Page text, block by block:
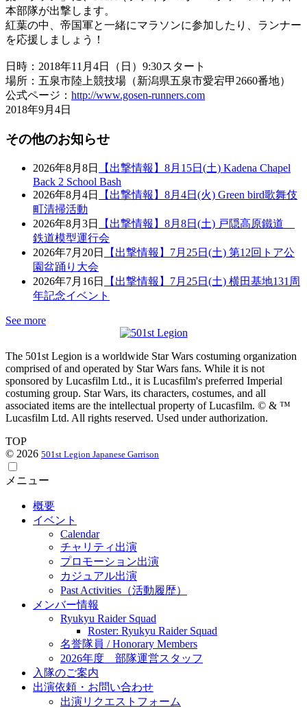
本部隊が出撃します。
紅葉の中、帝国軍と一緒にマラソンに参加したり、ランナー
を応援しましょう！
日時：2018年11月4日（日）9:30スタート
場所：五泉市陸上競技場（新潟県五泉市愛宕甲2660番地）
公式ページ： http://www.gosen-runners.com
2018年9月4日
その他のお知らせ
2026年8月8日
【出撃情報】8月15日(土) Kadena Chapel
Back 2 School Bash
2026年8月4日
【出撃情報】8月4日(火) Green bird歌舞伎
町清掃活動
2026年8月3日
【出撃情報】8月8日(土) 戸隠高原鐵道
鉄道模型運行会
2026年7月20日
【出撃情報】7月25日(土) 第12回トア公
園盆踊り大会
2026年7月16日
【出撃情報】7月25日(土) 横田基地131周
年記念イベント
See more
The 501st Legion is a worldwide Star Wars costuming organization
comprised of and operated by Star Wars fans. While it is not
sponsored by Lucasfilm Ltd., it is Lucasfilm's preferred Imperial
costuming group. Star Wars, its characters, costumes, and all
associated items are the intellectual property of Lucasfilm. © & ™
Lucasfilm Ltd. All rights reserved. Used under authorization.
TOP
© 2026 501st Legion Japanese Garrison
メニュー
概要
イベント
Calendar
チャリティ出演
プロモーション出演
カジュアル出演
Past Activities（活動履歴）
メンバー情報
Ryukyu Raider Squad
Roster: Ryukyu Raider Squad
名誉隊員 / Honorary Members
2026年度 部隊運営スタッフ
入隊のご案内
出演依頼・お問い合わせ
出演リクエストフォーム